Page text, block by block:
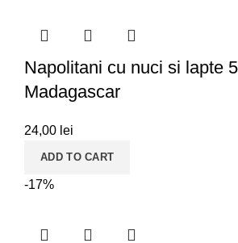
Napolitani cu nuci si lapte
Madagascar
24,00 lei
ADD TO CART
-17%